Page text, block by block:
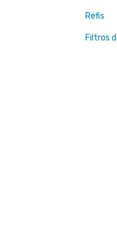
Refis
Filtros